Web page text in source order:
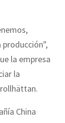
producción",
la empresa
la
China